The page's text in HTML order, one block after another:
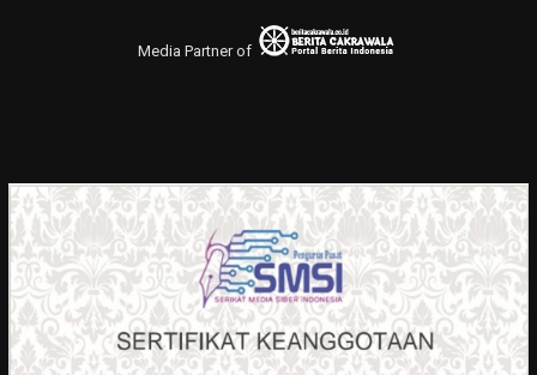
Media Partner of